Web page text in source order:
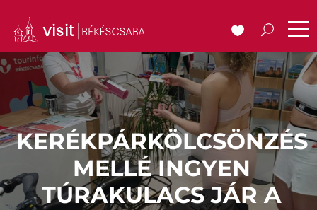
KERÉKPÁRKÖLCSÖNZÉS
MELLÉ INGYEN
TÚRAKULACS JÁR A